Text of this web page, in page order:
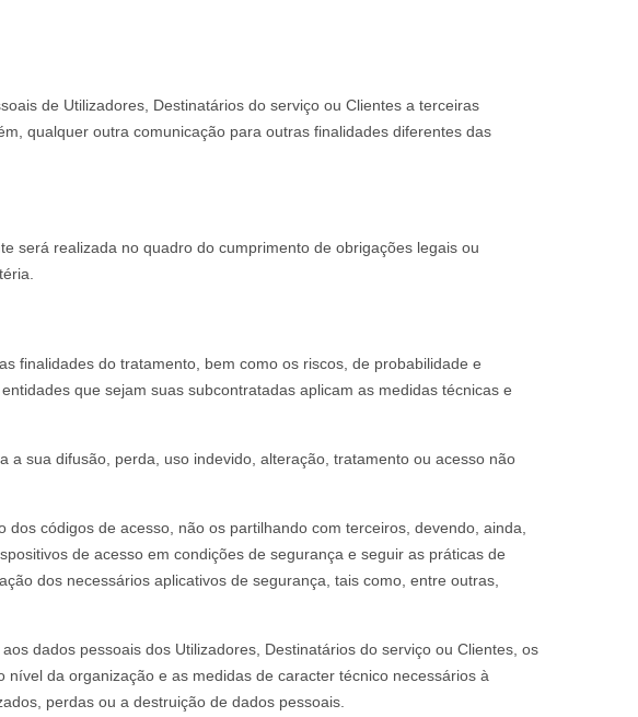
de Utilizadores, Destinatários do serviço ou Clientes a terceiras
qualquer outra comunicação para outras finalidades diferentes das
será realizada no quadro do cumprimento de obrigações legais ou
finalidades do tratamento, bem como os riscos, de probabilidade e
que sejam suas subcontratadas aplicam as medidas técnicas e
sua difusão, perda, uso indevido, alteração, tratamento ou acesso não
códigos de acesso, não os partilhando com terceiros, devendo, ainda,
de acesso em condições de segurança e seguir as práticas de
dos necessários aplicativos de segurança, tais como, entre outras,
dados pessoais dos Utilizadores, Destinatários do serviço ou Clientes, os
da organização e as medidas de caracter técnico necessários à
perdas ou a destruição de dados pessoais.